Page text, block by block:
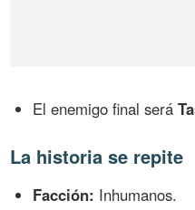
El enemigo final será
La historia se repite
Facción: Inhumanos.